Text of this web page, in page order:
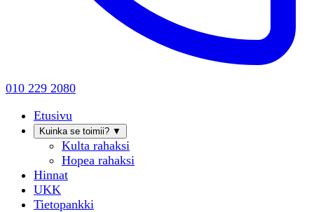
010 229 2080
Etusivu
Kuinka se toimii? ▼
Kulta rahaksi
Hopea rahaksi
Hinnat
UKK
Tietopankki